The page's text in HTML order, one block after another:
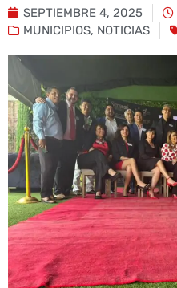
SEPTIEMBRE 4, 2025
MUNICIPIOS, NOTICIAS